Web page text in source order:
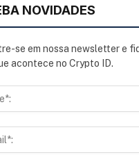
NOVIDADES
se em nossa newsletter e
acontece no Crypto ID.